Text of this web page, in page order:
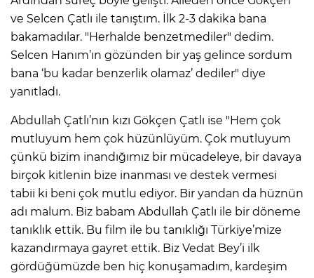
ve Selcen Çatlı ile tanıştım. İlk 2-3 dakika bana
bakamadılar. "Herhalde benzetmediler" dedim.
Selcen Hanım’ın gözünden bir yaş gelince sordum
bana ‘bu kadar benzerlik olamaz’ dediler" diye
yanıtladı.
Abdullah Çatlı’nın kızı Gökçen Çatlı ise "Hem çok
mutluyum hem çok hüzünlüyüm. Çok mutluyum
çünkü bizim inandığımız bir mücadeleye, bir davaya
birçok kitlenin bize inanması ve destek vermesi
tabii ki beni çok mutlu ediyor. Bir yandan da hüznün
adı malum. Biz babam Abdullah Çatlı ile bir döneme
tanıklık ettik. Bu film ile bu tanıklığı Türkiye’mize
kazandırmaya gayret ettik. Biz Vedat Bey’i ilk
gördüğümüzde ben hiç konuşamadım, kardeşim